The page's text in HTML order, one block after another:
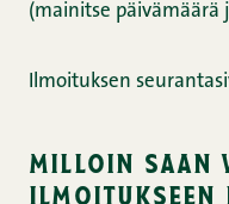
(mainitse päivämäärä
Ilmoituksen
milloin saan